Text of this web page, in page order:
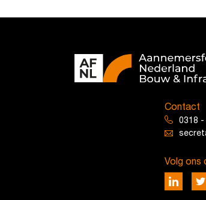
Contact
0318 -
Volg ons